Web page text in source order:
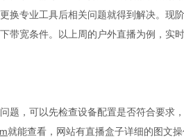
换专业工具后相关问题就得到解决。现
带宽条件。以上周的户外直播为例，实
题，可以先检查设备配置是否符合要求
就能查看，网站有直播盒子详细的图文